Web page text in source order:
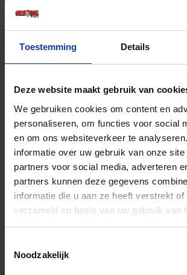
Toestemming Details
Deze website maakt gebruik van
We gebruiken cookies om content en
personaliseren, om functies voor social
en om ons websiteverkeer te
informatie over uw gebruik van onze site
partners voor social media, adverteren
partners kunnen deze gegevens
informatie die u aan ze heeft verstrekt of
verzameld op basis van uw gebruik van
Noodzakelijk
€ 5,55 incl. BTW
-
Bestel nu!